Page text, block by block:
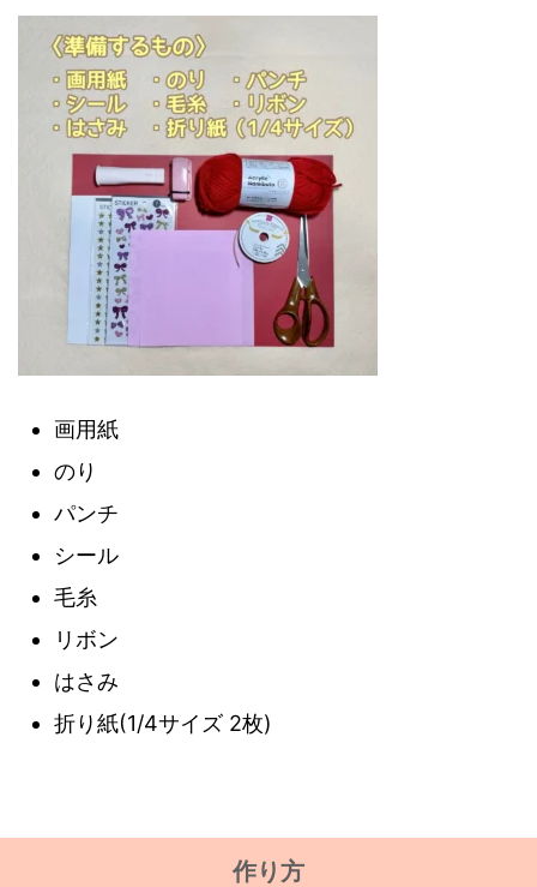
画用紙
のり
パンチ
シール
毛糸
リボン
はさみ
折り紙(1/4サイズ 2枚)
作り方